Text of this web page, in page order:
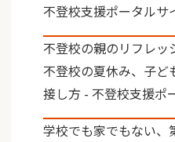
不登校支援ポータルサ
不登校の親のリフレッ
不登校の夏休み、子ど
接し方 - 不登校支援ポ
学校でも家でもない、